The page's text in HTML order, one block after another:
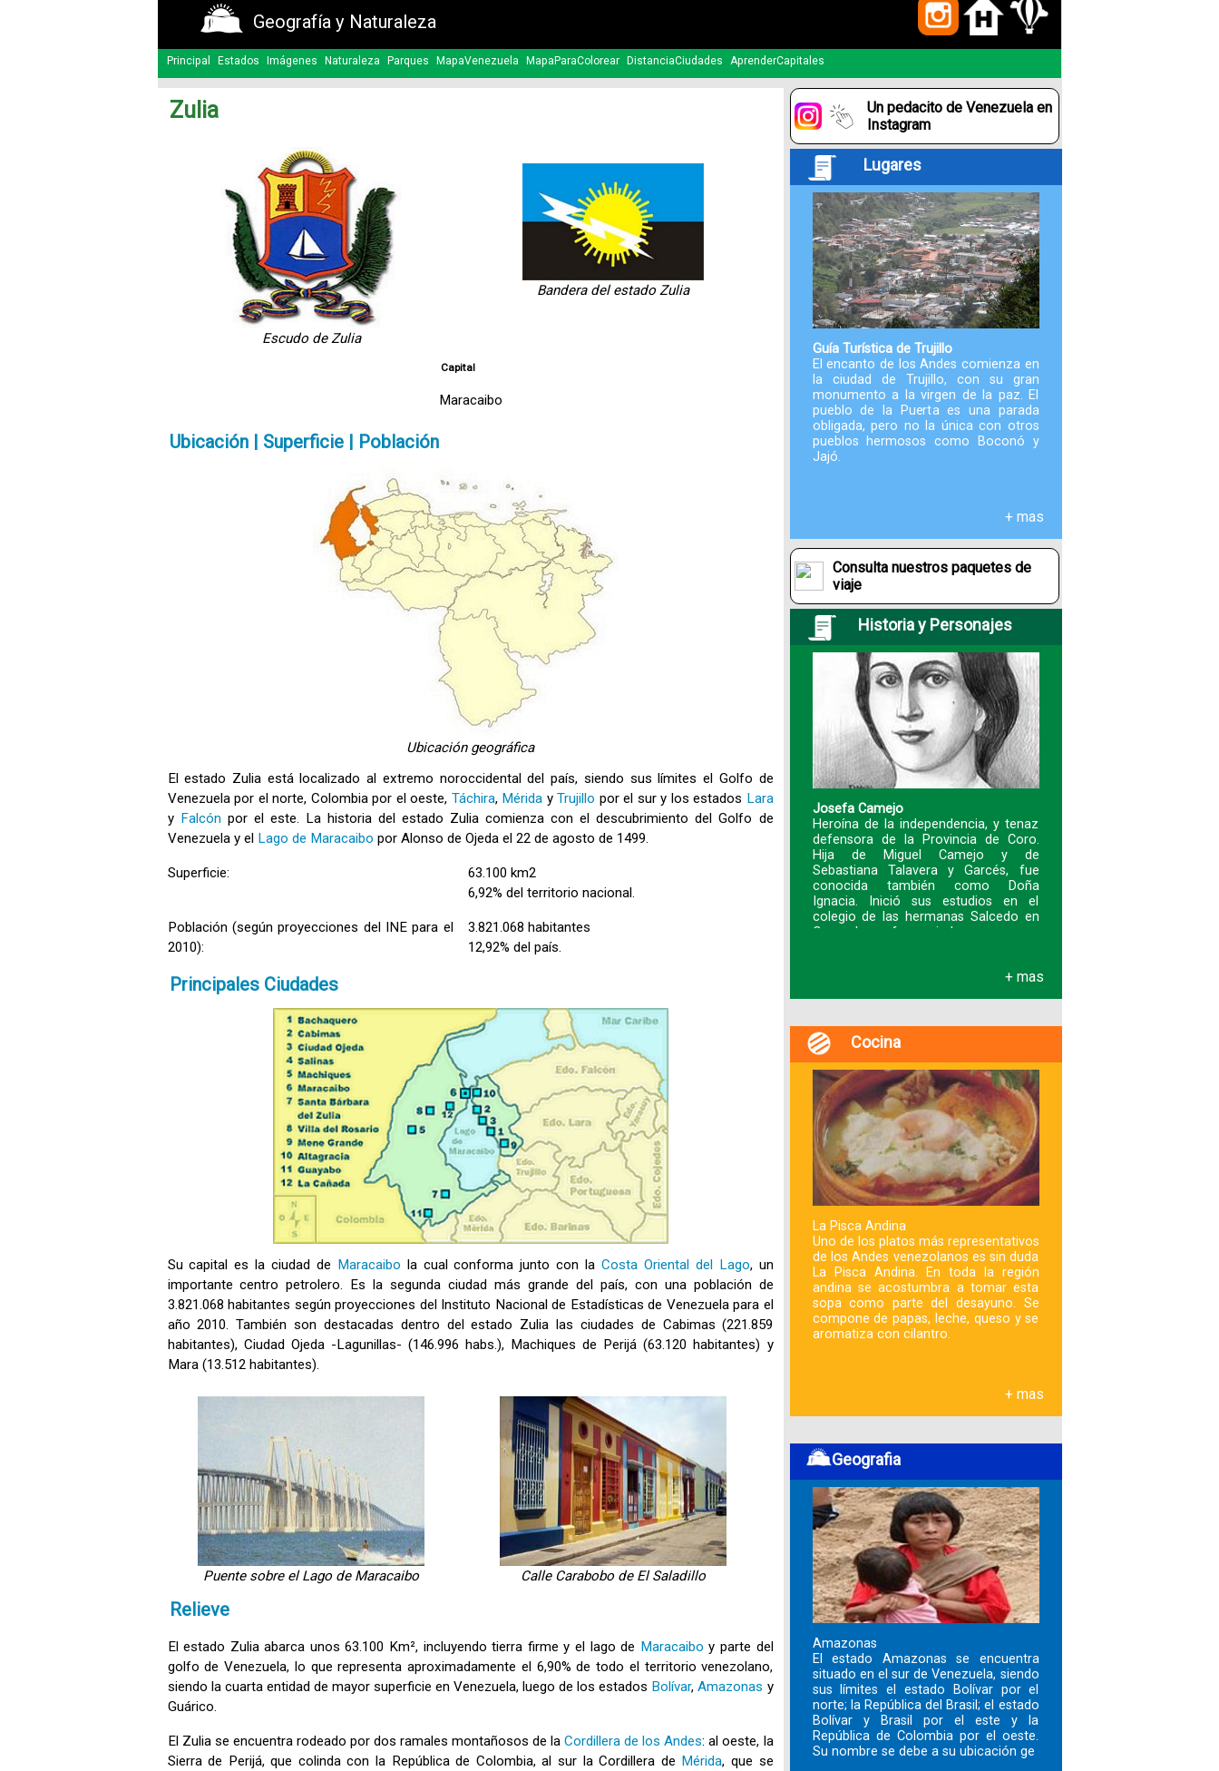
Geografía y Naturaleza
Principal Estados Imágenes Naturaleza Parques MapaVenezuela MapaParaColorear DistanciaCiudades AprenderCapitales
Zulia
Escudo de Zulia
Bandera del estado Zulia
Capital
Maracaibo
Ubicación | Superficie | Población
Ubicación geográfica
El estado Zulia está localizado al extremo noroccidental del país, siendo sus límites el Golfo de
Venezuela por el norte, Colombia por el oeste, Táchira, Mérida y Trujillo por el sur y los estados Lara
y Falcón por el este. La historia del estado Zulia comienza con el descubrimiento del Golfo de
Venezuela y el Lago de Maracaibo por Alonso de Ojeda el 22 de agosto de 1499.
Superficie:
63.100 km2
6,92% del territorio nacional.
Población (según proyecciones del INE para el
2010):
3.821.068 habitantes
12,92% del país.
Principales Ciudades
Su capital es la ciudad de Maracaibo la cual conforma junto con la Costa Oriental del Lago, un
importante centro petrolero. Es la segunda ciudad más grande del país, con una población de
3.821.068 habitantes según proyecciones del Instituto Nacional de Estadísticas de Venezuela para el
año 2010. También son destacadas dentro del estado Zulia las ciudades de Cabimas (221.859
habitantes), Ciudad Ojeda -Lagunillas- (146.996 habs.), Machiques de Perijá (63.120 habitantes) y
Mara (13.512 habitantes).
Puente sobre el Lago de Maracaibo Calle Carabobo de El Saladillo
Relieve
El estado Zulia abarca unos 63.100 Km², incluyendo tierra firme y el lago de Maracaibo y parte del
golfo de Venezuela, lo que representa aproximadamente el 6,90% de todo el territorio venezolano,
siendo la cuarta entidad de mayor superficie en Venezuela, luego de los estados Bolívar,Amazonas y
Guárico.
El Zulia se encuentra rodeado por dos ramales montañosos de laCordillera de los Andes: al oeste, la
Sierra de Perijá, que colinda con la República de Colombia, al sur la Cordillera de Mérida, que se
Un pedacito de Venezuela en
Instagram
Lugares
Guía Turística de Trujillo
El encanto de los Andes comienza en
la ciudad de Trujillo, con su gran
monumento a la virgen de la paz. El
pueblo de la Puerta es una parada
obligada, pero no la única con otros
pueblos hermosos como Boconó y
Jajó.
+ mas
Consulta nuestros paquetes de
viaje
Historia y Personajes
Josefa Camejo
Heroína de la independencia, y tenaz
defensora de la Provincia de Coro.
Hija de Miguel Camejo y de
Sebastiana Talavera y Garcés, fue
conocida también como Doña
Ignacia. Inició sus estudios en el
colegio de las hermanas Salcedo en
Coro y luego fue enviad
+ mas
Cocina
La Pisca Andina
Uno de los platos más representativos
de los Andes venezolanos es sin duda
La Pisca Andina. En toda la región
andina se acostumbra a tomar esta
sopa como parte del desayuno. Se
compone de papas, leche, queso y se
aromatiza con cilantro.
+ mas
Geografia
Amazonas
El estado Amazonas se encuentra
situado en el sur de Venezuela, siendo
sus límites el estado Bolívar por el
norte; la República del Brasil; el estado
Bolívar y Brasil por el este y la
República de Colombia por el oeste.
Su nombre se debe a su ubicación ge